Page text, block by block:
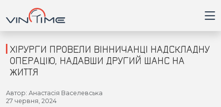
Головна
Війна
ХІРУРГИ ПРОВЕЛИ ВІННИЧАНЦІ НАДСКЛАДНУ
ОПЕРАЦІЮ, НАДАВШИ ДРУГИЙ ШАНС НА
ЖИТТЯ
Автор: Анастасія Васелевська
27 червня, 2024